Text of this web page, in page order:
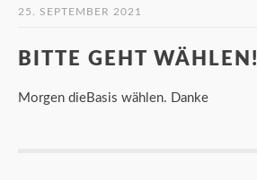
25. SEPTEMBER 2021
BITTE GEHT WÄHLEN!
Morgen dieBasis wählen. Danke